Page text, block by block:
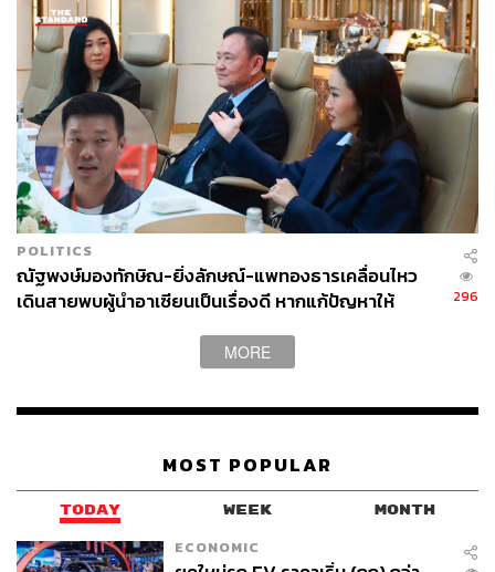
จุดจบจุดตายของ ‘พรรคเพื่อไทย’ เป็นการทำลายความชอบ
ธรรมทางการเมืองของตัวเอง และสร้างความชอบธรรมใน
การขับไล่รัฐบาลให้กับกลุ่ม กปปส. ในที่สุด วันที่ 9 ธันวาคม
2556 ยิ่งลักษณ์ต้องประกาศยุบสภา ปิดตำนานนายกฯ หญิง
หลังดำรงตำแหน่งนาน 2 ปี 275 วัน
วิบากกรรมการเมืองยิ่งลักษณ์ที่ยังไม่สิ้นสุด
แม้ยิ่งลักษณ์จะประกาศยุบสภาไปแล้ว แต่มรสุมการเมือง
ยังถล่มไม่หยุด กลุ่ม กปปส. ยังชุมนุมต่อ ไม่เอาการเลือกตั้ง
POLITICS
ณัฐพงษ์มองทักษิณ-ยิ่งลักษณ์-แพทองธารเคลื่อนไหว
เดินสายพบผู้นำอาเซียนเป็นเรื่องดี หากแก้ปัญหาให้
296
MORE
MOST POPULAR
TODAY WEEK MONTH
ECONOMIC